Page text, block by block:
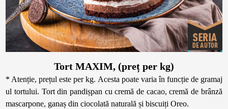
Tort MAXIM, (preț per kg)
* Atenție, prețul este per kg. Acesta poate varia în funcție de gramaj
ul tortului. Tort din pandișpan cu cremă de cacao, cremă de brânză
mascarpone, ganaș din ciocolată naturală și biscuiți Oreo.